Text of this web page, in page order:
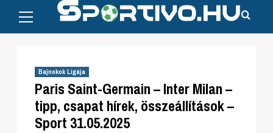
content
Menu
Bajnokok Ligája
Paris Saint-Germain – Inter Milan –
tipp, csapat hírek, összeállítások –
Sport 31.05.2025